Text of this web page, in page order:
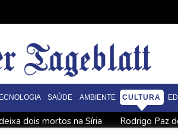
SAÚDE AMBIENTE CULTURA
dois mortos na Síria
Rodrigo Paz